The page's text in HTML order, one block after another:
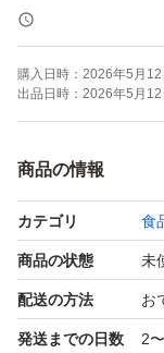
号で発行している
出品時毎回同じ識
ご購入後心配な方
その為オーガニッ
病気や入院中の方
て無い黒にんにく
購入日時： 2026年5月12
出品日時： 2026年5月12
商品の情報
カテゴリ 食
商品の状態 未
配送の方法 お
発送までの日数 2